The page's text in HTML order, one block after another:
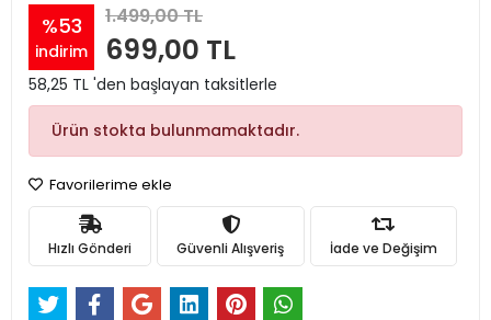
%53
indirim
1.499,00 TL
699,00 TL
58,25 TL 'den başlayan taksitlerle
Ürün stokta bulunmamaktadır.
Favorilerime ekle
Hızlı Gönderi Güvenli Alışveriş İade ve Değişim